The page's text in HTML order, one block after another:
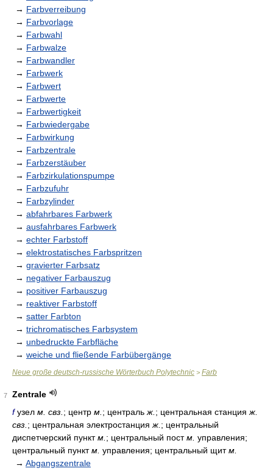
→ Farbverreibung
→ Farbvorlage
→ Farbwahl
→ Farbwalze
→ Farbwandler
→ Farbwerk
→ Farbwert
→ Farbwerte
→ Farbwertigkeit
→ Farbwiedergabe
→ Farbwirkung
→ Farbzentrale
→ Farbzerstäuber
→ Farbzirkulationspumpe
→ Farbzufuhr
→ Farbzylinder
→ abfahrbares Farbwerk
→ ausfahrbares Farbwerk
→ echter Farbstoff
→ elektrostatisches Farbspritzen
→ gravierter Farbsatz
→ negativer Farbauszug
→ positiver Farbauszug
→ reaktiver Farbstoff
→ satter Farbton
→ trichromatisches Farbsystem
→ unbedruckte Farbfläche
→ weiche und fließende Farbübergänge
Neue große deutsch-russische Wörterbuch Polytechnic > Farb
7
Zentrale
fузел м. свз. ; центр м. ; централь ж. ; центральная станция ж.
свз. ; центральная электростанция ж. ; центральный
диспетчерский пунктм. ; центральный постм. управления;
центральный пунктм. управления; центральный щитм.
→ Abgangszentrale